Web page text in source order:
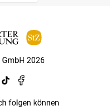
2026
folgen können